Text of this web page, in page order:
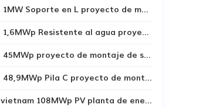
1MW Soporte en L proyecto de montaje en techo 2020
1,6MWp Resistente al agua proyecto de cochera solar
45MWp proyecto de montaje de suelo solar de pilotes de tornillo 2019-2020
48,9MWp Pila C proyecto de montaje de suelo solar
vietnam 108MWp PV planta de energía